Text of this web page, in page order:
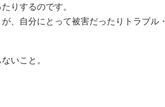
りするのです。
、自分にとって被害だったりトラブル・
いこと。